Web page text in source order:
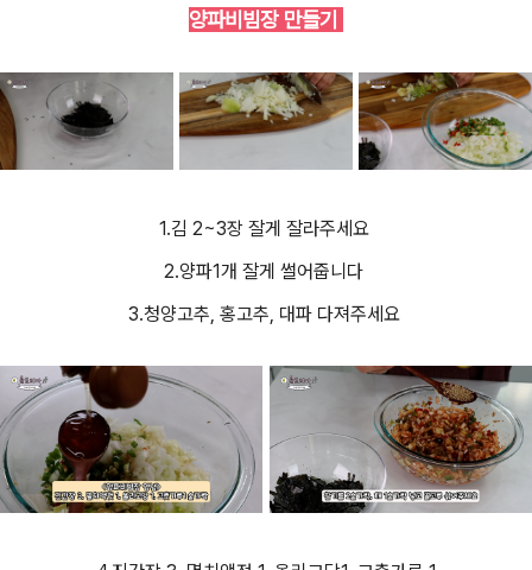
양파비빔장 만들기
1.김 2~3장 잘게 잘라주세요
2.양파1개 잘게 썰어줍니다
3.청양고추, 홍고추, 대파 다져주세요